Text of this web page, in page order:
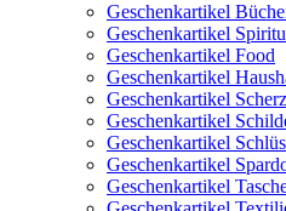
Geschenkartikel
Geschenkartikel
Geschenkartikel Food
Geschenkartikel
Geschenkartikel
Geschenkartikel
Geschenkartikel
Geschenkartikel
Geschenkartikel